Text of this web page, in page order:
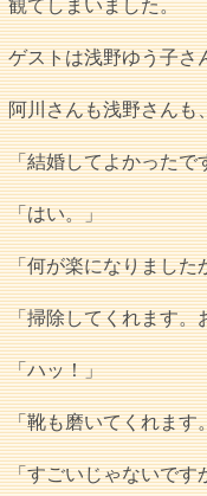
観てしまいました。
ゲストは浅野ゆう子さ
阿川さんも浅野さんも
「結婚してよかったで
「はい。」
「何が楽になりました
「掃除してくれます。
「ハッ！」
「靴も磨いてくれます
「すごいじゃないです